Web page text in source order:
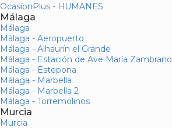
OcasionPlus - HUMANES
Málaga
Málaga
Málaga - Aeropuerto
Málaga - Alhaurín el Grande
Málaga - Estación de Ave María Zambrano
Málaga - Estepona
Málaga - Marbella
Málaga - Marbella 2
Málaga - Torremolinos
Murcia
Murcia